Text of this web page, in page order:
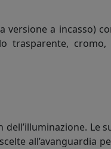
versione a incasso)
all’avanguardia